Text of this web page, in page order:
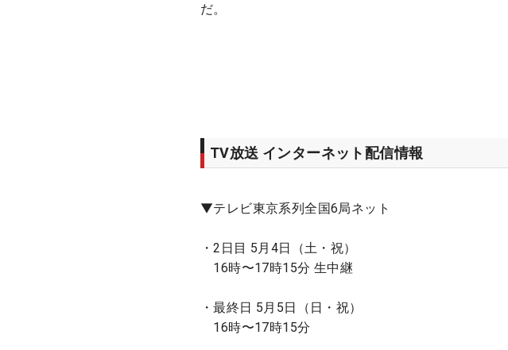
だ。
TV放送 インターネット配信情報
▼テレビ東京系列全国6局ネット
・2日目 5月4日（土・祝）
16時〜17時15分 生中継
・最終日 5月5日（日・祝）
16時〜17時15分